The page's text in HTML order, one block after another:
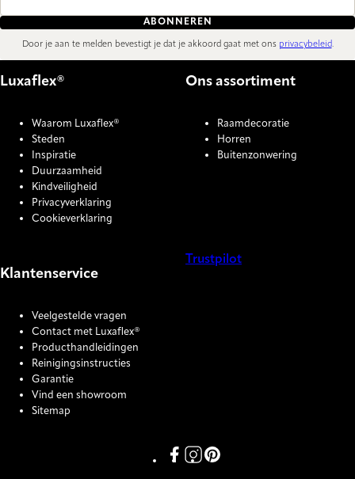
ABONNEREN
Door je aan te melden bevestigt je dat je akkoord gaat met ons privacybeleid.
Luxaflex®
Waarom Luxaflex®
Steden
Inspiratie
Duurzaamheid
Kindveiligheid
Privacyverklaring
Cookieverklaring
Ons assortiment
Raamdecoratie
Horren
Buitenzonwering
Klantenservice
Veelgestelde vragen
Contact met Luxaflex®
Producthandleidingen
Reinigingsinstructies
Garantie
Vind een showroom
Sitemap
Trustpilot
Link missing Display text from
Link missing Display text
Link missing Display text